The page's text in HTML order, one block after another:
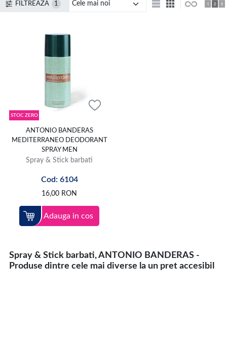
FILTREAZA 1
STOC ZERO
ANTONIO BANDERAS
MEDITERRANEO DEODORANT
SPRAY MEN
Spray & Stick barbati
Cod: 6104
16,00 RON
Adauga in cos
Spray & Stick barbati, ANTONIO BANDERAS -
Produse dintre cele mai diverse la un pret accesibil